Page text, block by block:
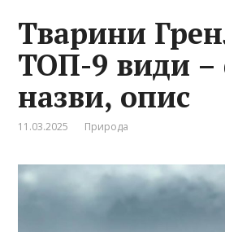
Тварини
ТОП-9 види –
назви, опис
11.03.2025 Природа